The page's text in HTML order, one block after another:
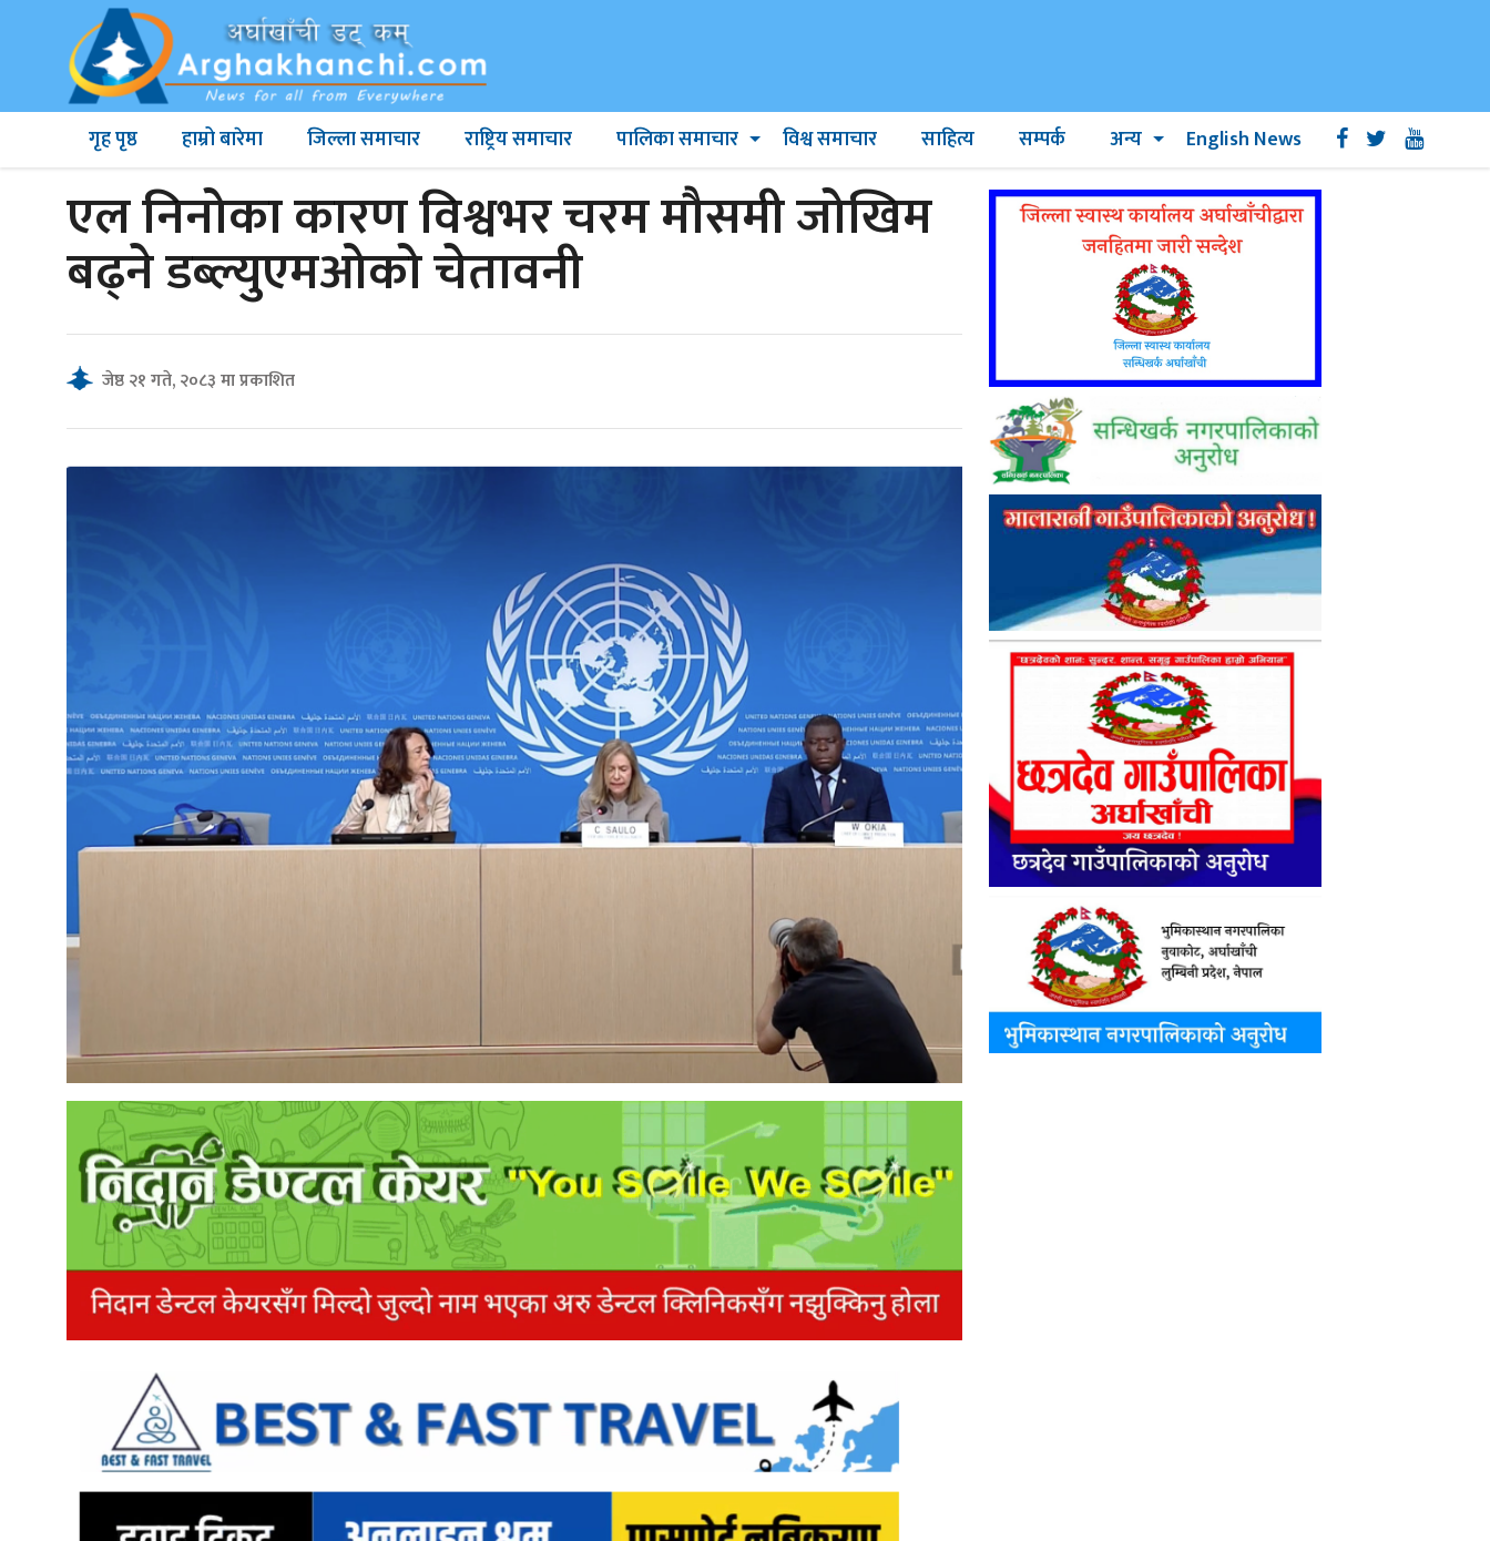
गृह पृष्ठ हाम्रो बारेमा जिल्ला समाचार राष्ट्रिय समाचार पालिका समाचार विश्व समाचार साहित्य सम्पर्क अन्य English News
एल निनोका कारण विश्वभर चरम मौसमी जोखिम
बढ्ने डब्ल्युएमओको चेतावनी
जेष्ठ २१ गते, २०८३ मा प्रकाशित